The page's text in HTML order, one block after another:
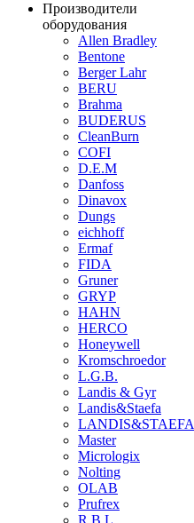
Производители
оборудования
Allen Bradley
Bentone
Berger Lahr
BERU
Brahma
BUDERUS
CleanBurn
COFI
D.E.M
Danfoss
Dinavox
Dungs
eichhoff
Ermaf
FIDA
Gruner
GRYP
HAHN
HERCO
Honeywell
Kromschroedor
L.G.B.
Landis & Gyr
Landis&Staefa
LANDIS&STAEFA
Master
Micrologix
Nolting
OLAB
Prufrex
R.B.L.